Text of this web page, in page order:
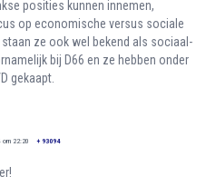
posities kunnen innemen,
op economische versus sociale
staan ze ook wel bekend als sociaal-
bij D66 en ze hebben onder
gekaapt.
om 22:20 + 93094